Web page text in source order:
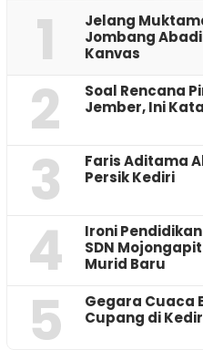
1
Jelang
Jombang
Kanvas
2
‎Soal Rencana
Jember, Ini
3
Faris Aditama
Persik Kediri
4
Ironi
SDN
Murid Baru
5
‎Gegara Cuaca
Cupang di